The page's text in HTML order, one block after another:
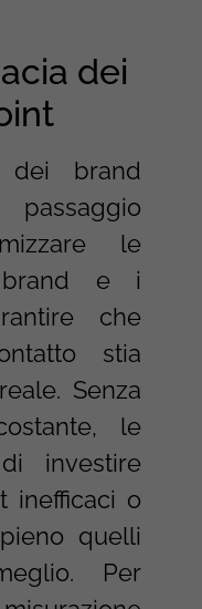
dei
dei brand
le
e i
che
stia
Senza
le
investire
inefficaci o
quelli
Per